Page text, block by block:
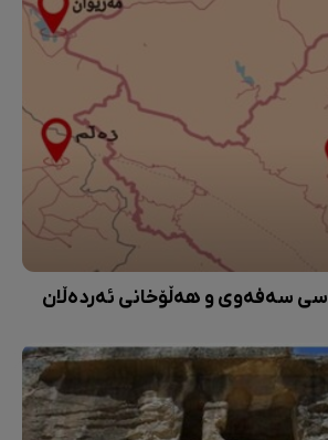
سەفەوی و هەڵۆخانی ئەردەڵان